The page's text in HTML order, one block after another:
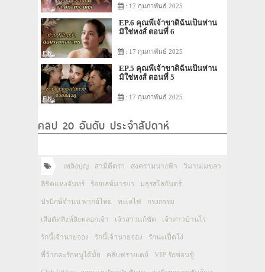
: 17 กุมภาพันธ์ 2025
EP.6 คุณพี่เจ้าขาดิฉันเป็นห่าน
มิใช่หงส์ ตอนที่ 6
: 17 กุมภาพันธ์ 2025
EP.5 คุณพี่เจ้าขาดิฉันเป็นห่าน
มิใช่หงส์ ตอนที่ 5
: 17 กุมภาพันธ์ 2025
คลิป 20 อันดับ ประจำสัปดาห์
เพลิงบุญ สามีตีตรา สงครามนางฟ้า วิมานเมขลา
ลิขิตแห่งจันทร์ ร้อยเล่ห์มารยา มธุรสโลกันตร์
ปรปักษ์จำนน พากย์ไทย ทะเลไฟ กรงกรรม
เสือตัดสิงห์ลิงหลอกเจ้า เจ้าสาวแก้ขัด เจ้าสาวบ้านไร่
รักนี้เจ้านายจอง รักนี้เจ้านายจอง รักนะเป็ดโง่
พี่ว้ากคะรักหนูได้มั้ย คลับฟรายเดย์ VIP รักซ่อนชู้